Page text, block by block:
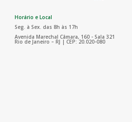
Horário e Local
Seg. à Sex. das 8h às 17h
Avenida Marechal Câmara, 160 - Sala 321
Rio de Janeiro – RJ | CEP: 20.020-080